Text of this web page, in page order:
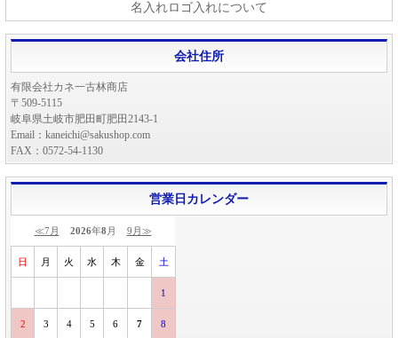
名入れロゴ入れについて
会社住所
有限会社カネ一古林商店
〒509-5115
岐阜県土岐市肥田町肥田2143-1
Email：kaneichi@sakushop.com
FAX：0572-54-1130
営業日カレンダー
≪7月 2026年8 月 9月≫
日 月 火 水 木 金 土
1
2 3 4 5 6 7 8